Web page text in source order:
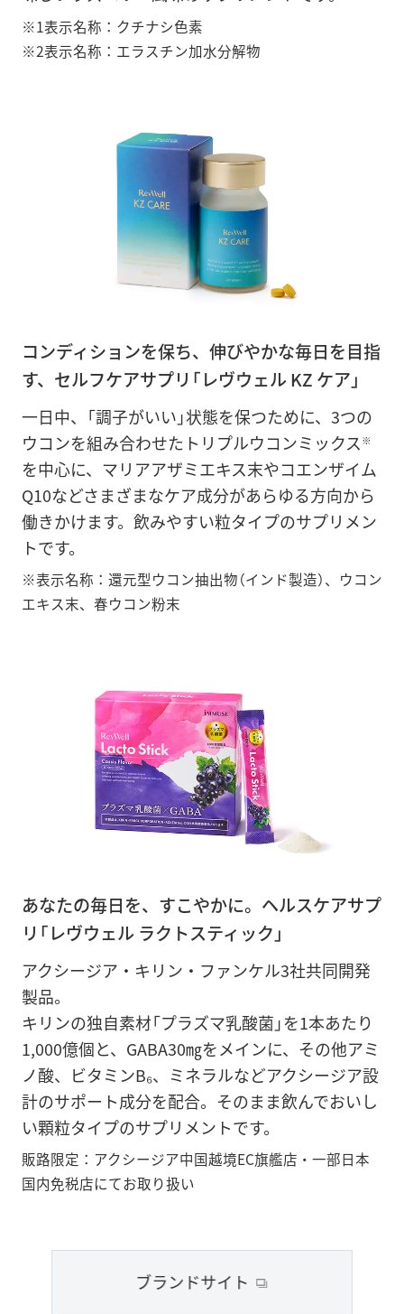
※1表示名称：クチナシ色素
※2表示名称：エラスチン加水分解物
コンディションを保ち、伸びやかな毎日を目指
す、セルフケアサプリ「レヴウェル KZ ケア」
一日中、「調子がいい」状態を保つために、3つの
ウコンを組み合わせたトリプルウコンミックス ※
を中心に、マリアアザミエキス末やコエンザイム
Q10などさまざまなケア成分があらゆる方向から
働きかけます。飲みやすい粒タイプのサプリメン
トです。
※表示名称：還元型ウコン抽出物（インド製造）、ウコン
エキス末、春ウコン粉末
あなたの毎日を、すこやかに。ヘルスケアサプ
リ「レヴウェル ラクトスティック」
アクシージア・キリン・ファンケル3社共同開発
製品。
キリンの独自素材「プラズマ乳酸菌」を1本あたり
1,000億個と、GABA30㎎をメインに、その他アミ
ノ酸、ビタミンB₆、ミネラルなどアクシージア設
計のサポート成分を配合。そのまま飲んでおいし
い顆粒タイプのサプリメントです。
販路限定：アクシージア中国越境EC旗艦店・一部日本
国内免税店にてお取り扱い
ブランドサイト